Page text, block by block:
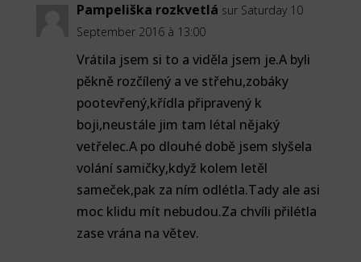
Pampeliška rozkvetlá sur Saturday 10
September 2016 à 13:00
Vrátila jsem si to a viděla jsem je.A byli
pěkně rozčílený a ve střehu,zobáky
pootevřený,křídla připravený k
boji,neustále jim tam létal nějaký
vetřelec.A po dlouhé době jsem slyšela
volání samičky,když kolem letěl
sameček,pak za ním odlétla.Tady ale asi
moc klidu mít nebudou.Za chvíli přilétla
zase vrána na větev.